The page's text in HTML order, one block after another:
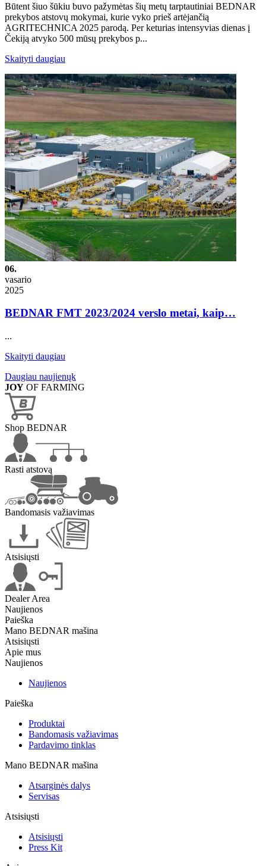
Būtent šiuo šūkiu buvo pažymėtas šių metų tarptautiniai BEDNAR
prekybos atstovų mokymai, kurie vyko prieš artėjančią
AGRITECHNICA 2025 parodą. Per keturias intensyvias dienas į
Čekiją atvyko 500 mūsų prekybos p...
Skaityti daugiau
06.
vasario
2025
BEDNAR FMT 2023/2024 verslo metai, kaip…
...
Skaityti daugiau
Daugiau naujienųk
JOY OF FARMING
Shop BEDNAR
Rasti atstovą
Bandomasis važiavimas
Atsisiųsti
Dealer Area
Naujienos
Paieška
Mano BEDNAR mašina
Atsisiųsti
Apie mus
Naujienos
Naujienos
Paieška
Produktai
Bandomasis važiavimas
Pardavimo tinklas
Mano BEDNAR mašina
Atsarginės dalys
Servisas
Atsisiųsti
Atsisiųsti
Press Kit